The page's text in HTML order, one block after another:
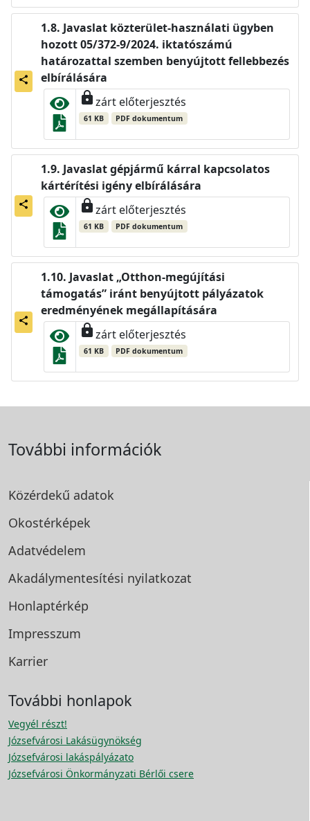
share
Javaslat közterület-használati ügyben
hozott 05/372-9/2024. iktatószámú
határozattal szemben benyújtott fellebbezés
elbírálására
lockzárt előterjesztés
61 KB PDF dokumentum
share
Javaslat gépjármű kárral kapcsolatos
kártérítési igény elbírálására
lockzárt előterjesztés
61 KB PDF dokumentum
share
Javaslat „Otthon-megújítási
támogatás” iránt benyújtott pályázatok
eredményének megállapítására
lockzárt előterjesztés
61 KB PDF dokumentum
További információk
Közérdekű adatok
Okostérképek
Adatvédelem
Akadálymentesítési nyilatkozat
Honlaptérkép
Impresszum
Karrier
További honlapok
Vegyél részt!
Józsefvárosi Lakásügynökség
Józsefvárosi lakáspályázato
Józsefvárosi Önkormányzati Bérlői csere